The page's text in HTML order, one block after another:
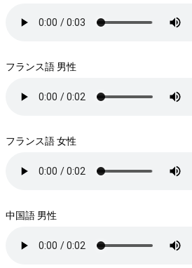
フランス語 男性
フランス語 女性
中国語 男性